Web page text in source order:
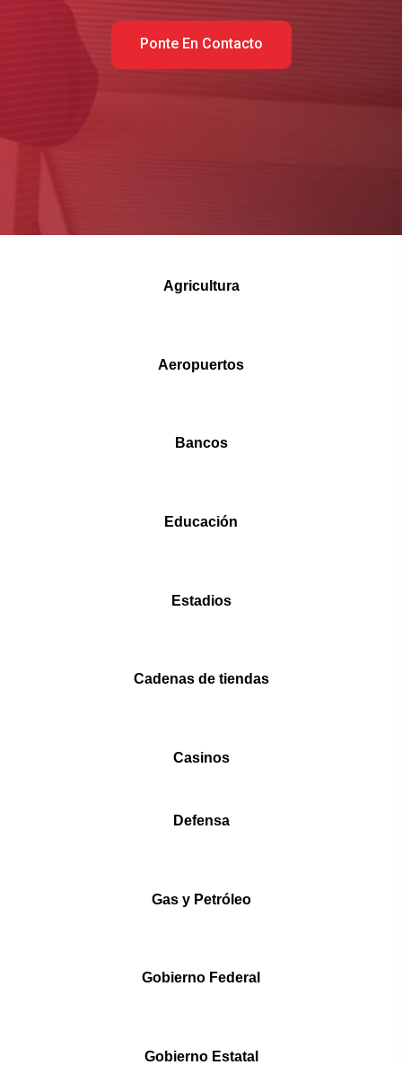
Ponte En Contacto
Agricultura
Aeropuertos
Bancos
Educación
Estadios
Cadenas de tiendas
Casinos
Defensa
Gas y Petróleo
Gobierno Federal
Gobierno Estatal